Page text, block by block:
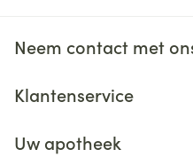
Neem contact met
Klantenservice
Uw apotheek